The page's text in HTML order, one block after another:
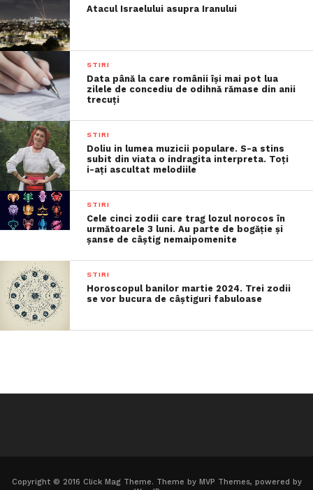
Atacul Israelului asupra Iranului
STIRI
Data până la care românii îşi mai pot lua
zilele de concediu de odihnă rămase din anii
trecuţi
STIRI
Doliu in lumea muzicii populare. S-a stins
subit din viata o indragita interpreta. Toți
i-ați ascultat melodiile
STIRI
Cele cinci zodii care trag lozul norocos în
următoarele 3 luni. Au parte de bogăție și
șanse de câștig nemaipomenite
STIRI
Horoscopul banilor martie 2024. Trei zodii
se vor bucura de câștiguri fabuloase
Copyright © 2016 Click Mag Theme. Theme by MVP Themes, powered by